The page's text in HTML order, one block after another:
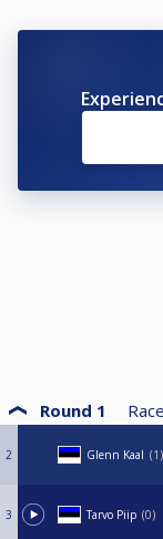
Round 1
2 Glenn Kaal 1
3 Tarvo Piip 0